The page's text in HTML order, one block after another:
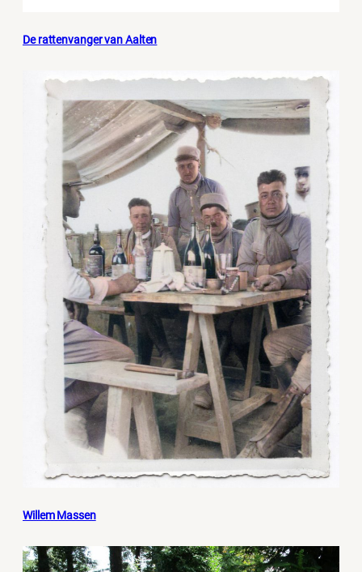
De rattenvanger van Aalten
Willem Massen